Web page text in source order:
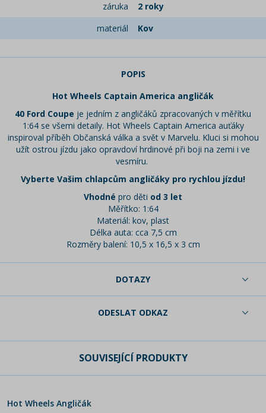
záruka
2 roky
materiál
Kov
POPIS
Hot Wheels Captain America angličák
40 Ford Coupe je jedním z angličáků zpracovaných v měřítku
1:64 se všemi detaily. Hot Wheels Captain America auťáky
inspiroval příběh Občanská válka a svět v Marvelu. Kluci si mohou
užít ostrou jízdu jako opravdoví hrdinové při boji na zemi i ve
vesmíru.
Vyberte Vašim chlapcům angličáky pro rychlou jízdu!
Vhodné pro děti od 3 let
Měřítko: 1:64
Materiál: kov, plast
Délka auta: cca 7,5 cm
Rozměry balení: 10,5 x 16,5 x 3 cm
DOTAZY
ODESLAT ODKAZ
SOUVISEJÍCÍ PRODUKTY
Hot Wheels Angličák